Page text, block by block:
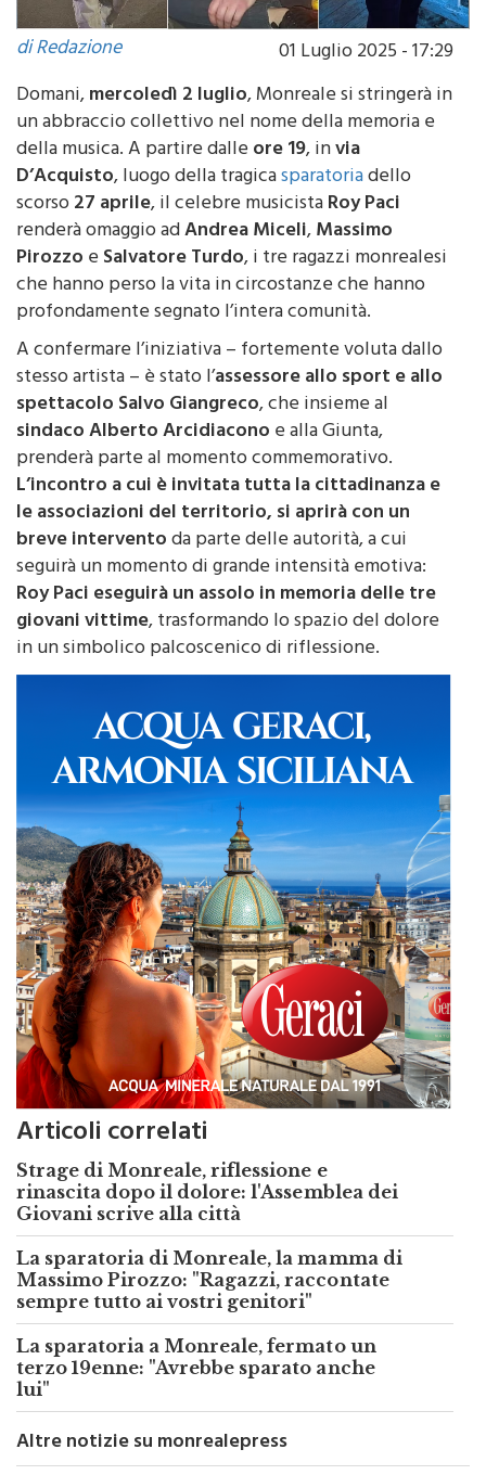
di Redazione
01 Luglio 2025 - 17:29
, Monreale si stringerà in
un abbraccio collettivo nel nome della memoria e
della musica. A partire dalleore 19, invia
D’Acquisto, luogo della tragicasparatoria
scorso27 aprile, il celebre musicistaRoy Paci
renderà omaggio adAndrea Miceli,Massimo
PirozzoeSalvatore Turdo, i tre ragazzi monrealesi
che hanno perso la vita in circostanze che hanno
profondamente segnato l’intera comunità.
A confermare l’iniziativa – fortemente voluta dallo
stesso artista – è stato l’assessore allo sport e allo
spettacolo Salvo Giangreco, che insieme al
sindaco Alberto Arcidiaconoe alla Giunta,
prenderà parte al momento commemorativo.
L’incontro a cui è invitata tutta la cittadinanza e
le associazioni del territorio, si aprirà con un
breve interventoda parte delle autorità, a cui
seguirà un momento di grande intensità emotiva:
Roy Paci eseguirà un assolo in memoria delle tre
giovani vittime, trasformando lo spazio del dolore
in un simbolico palcoscenico di riflessione.
Articoli correlati
Strage di Monreale, riflessione e
rinascita dopo il dolore: l'Assemblea dei
Giovani scrive alla città
Massimo Pirozzo: "Ragazzi, raccontate
sempre tutto ai vostri genitori"
La sparatoria a Monreale, fermato un
terzo 19enne: "Avrebbe sparato anche
lui"
Altre notizie su monrealepress
TOP NEWS ITALPRESS